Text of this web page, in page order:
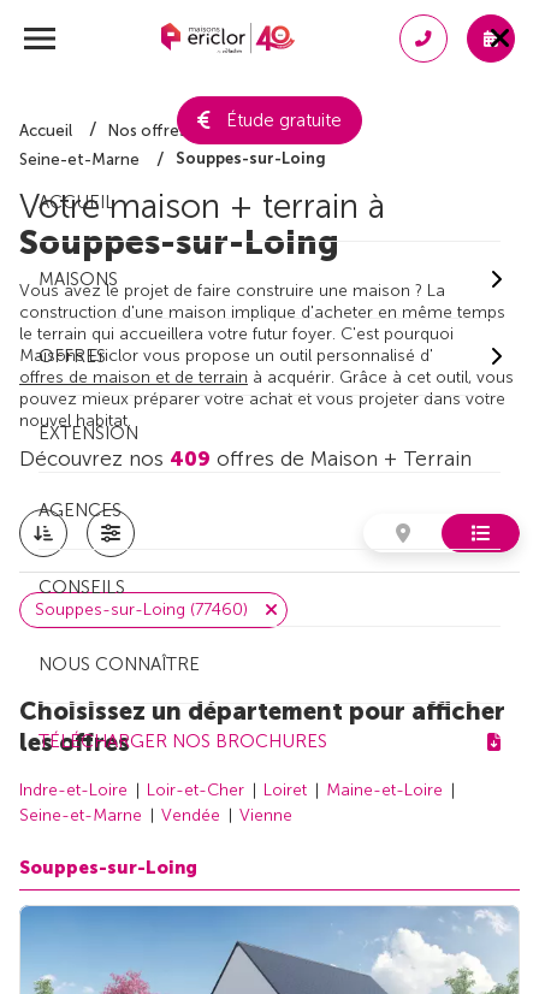
Étude gratuite
ACCUEIL
MAISONS
OFFRES
EXTENSION
AGENCES
CONSEILS
NOUS CONNAÎTRE
TÉLÉCHARGER NOS BROCHURES
Accueil
Nos offres de maison + terrain
Seine-et-Marne
Souppes-sur-Loing
Votre maison + terrain à
Souppes-sur-Loing
Vous avez le projet de faire construire une maison ? La
construction d'une maison implique d'acheter en même temps
le terrain qui accueillera votre futur foyer. C'est pourquoi
Maisons Ericlor vous propose un outil personnalisé d'
offres de maison et de terrain à acquérir. Grâce à cet outil, vous
pouvez mieux préparer votre achat et vous projeter dans votre
nouvel habitat.
Découvrez nos 409 offres de Maison + Terrain
Souppes-sur-Loing (77460)
Choisissez un département pour afficher
les offres
Indre-et-Loire Loir-et-Cher Loiret
Maine-et-Loire
Seine-et-Marne
Vendée Vienne
Souppes-sur-Loing